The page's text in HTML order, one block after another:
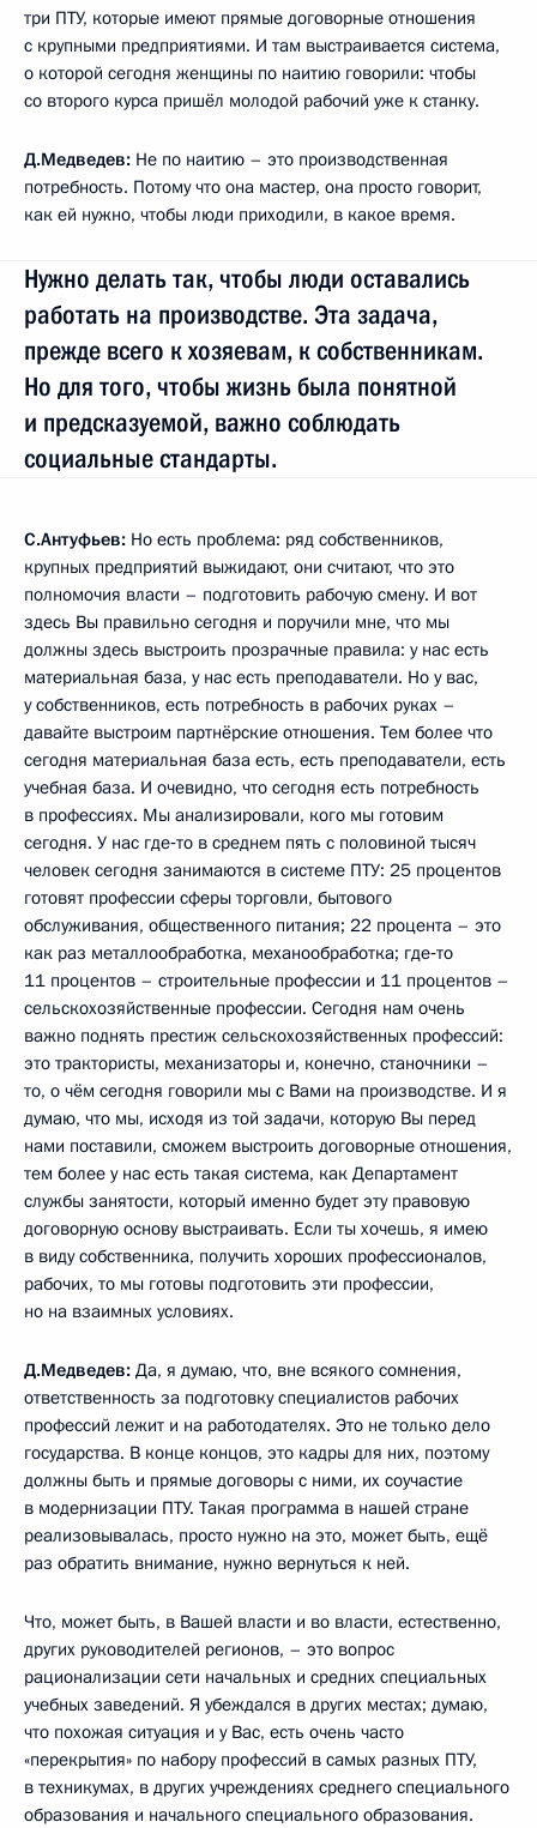
три ПТУ, которые имеют прямые договорные отношения
с крупными предприятиями. И там выстраивается система,
о которой сегодня женщины по наитию говорили: чтобы
со второго курса пришёл молодой рабочий уже к станку.
Д.Медведев: Не по наитию – это производственная
потребность. Потому что она мастер, она просто говорит,
как ей нужно, чтобы люди приходили, в какое время.
Нужно делать так, чтобы люди оставались
работать на производстве. Эта задача,
прежде всего к хозяевам, к собственникам.
Но для того, чтобы жизнь была понятной
и предсказуемой, важно соблюдать
социальные стандарты.
С.Антуфьев: Но есть проблема: ряд собственников,
крупных предприятий выжидают, они считают, что это
полномочия власти – подготовить рабочую смену. И вот
здесь Вы правильно сегодня и поручили мне, что мы
должны здесь выстроить прозрачные правила: у нас есть
материальная база, у нас есть преподаватели. Но у вас,
у собственников, есть потребность в рабочих руках –
давайте выстроим партнёрские отношения. Тем более что
сегодня материальная база есть, есть преподаватели, есть
учебная база. И очевидно, что сегодня есть потребность
в профессиях. Мы анализировали, кого мы готовим
сегодня. У нас где‑то в среднем пять с половиной тысяч
человек сегодня занимаются в системе ПТУ: 25 процентов
готовят профессии сферы торговли, бытового
обслуживания, общественного питания; 22 процента – это
как раз металлообработка, механообработка; где‑то
11 процентов – строительные профессии и 11 процентов –
сельскохозяйственные профессии. Сегодня нам очень
важно поднять престиж сельскохозяйственных профессий:
это трактористы, механизаторы и, конечно, станочники –
то, о чём сегодня говорили мы с Вами на производстве. И я
думаю, что мы, исходя из той задачи, которую Вы перед
нами поставили, сможем выстроить договорные отношения,
тем более у нас есть такая система, как Департамент
службы занятости, который именно будет эту правовую
договорную основу выстраивать. Если ты хочешь, я имею
в виду собственника, получить хороших профессионалов,
рабочих, то мы готовы подготовить эти профессии,
но на взаимных условиях.
Д.Медведев: Да, я думаю, что, вне всякого сомнения,
ответственность за подготовку специалистов рабочих
профессий лежит и на работодателях. Это не только дело
государства. В конце концов, это кадры для них, поэтому
должны быть и прямые договоры с ними, их соучастие
в модернизации ПТУ. Такая программа в нашей стране
реализовывалась, просто нужно на это, может быть, ещё
раз обратить внимание, нужно вернуться к ней.
Что, может быть, в Вашей власти и во власти, естественно,
других руководителей регионов, – это вопрос
рационализации сети начальных и средних специальных
учебных заведений. Я убеждался в других местах; думаю,
что похожая ситуация и у Вас, есть очень часто
«перекрытия» по набору профессий в самых разных ПТУ,
в техникумах, в других учреждениях среднего специального
образования и начального специального образования.